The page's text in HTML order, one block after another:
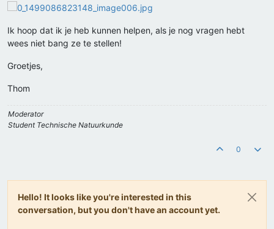
Ik hoop dat ik je heb kunnen helpen, als je nog vragen hebt
wees niet bang ze te stellen!
Groetjes,
Thom
Moderator
Student Technische Natuurkunde
0
Hello! It looks like you're interested in this
conversation, but you don't have an account yet.